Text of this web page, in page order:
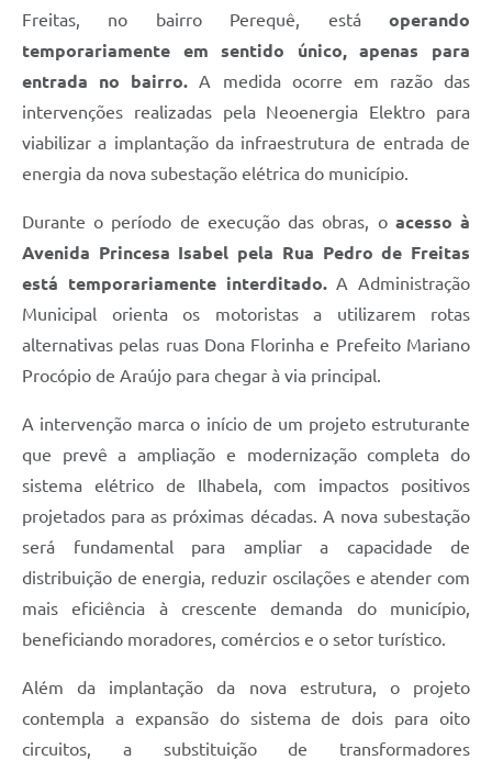
Freitas, no bairro Perequê, está operando
temporariamente em sentido único, apenas para
entrada no bairro. A medida ocorre em razão das
intervenções realizadas pela Neoenergia Elektro para
viabilizar a implantação da infraestrutura de entrada de
energia da nova subestação elétrica do município.
Durante o período de execução das obras, o acesso à
Avenida Princesa Isabel pela Rua Pedro de Freitas
está temporariamente interditado. A Administração
Municipal orienta os motoristas a utilizarem rotas
alternativas pelas ruas Dona Florinha e Prefeito Mariano
Procópio de Araújo para chegar à via principal.
A intervenção marca o início de um projeto estruturante
que prevê a ampliação e modernização completa do
sistema elétrico de Ilhabela, com impactos positivos
projetados para as próximas décadas. A nova subestação
será fundamental para ampliar a capacidade de
distribuição de energia, reduzir oscilações e atender com
mais eficiência à crescente demanda do município,
beneficiando moradores, comércios e o setor turístico.
Além da implantação da nova estrutura, o projeto
contempla a expansão do sistema de dois para oito
circuitos, a substituição de transformadores